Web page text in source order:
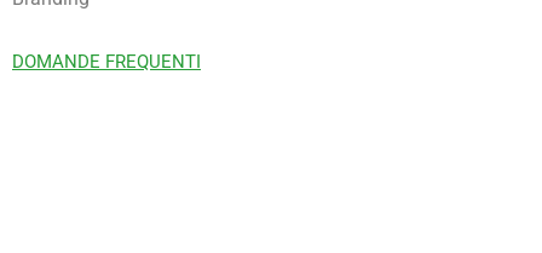
DOMANDE FREQUENTI